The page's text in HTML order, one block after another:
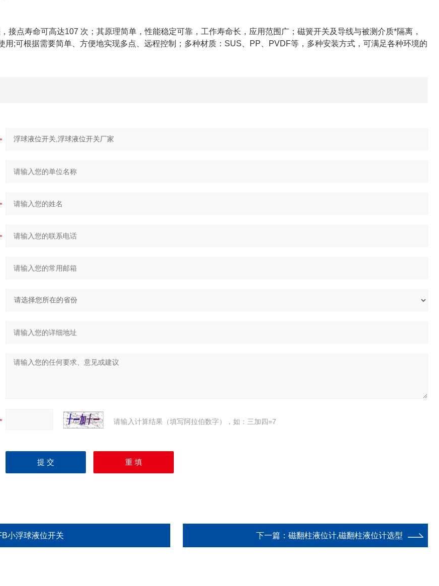
接点寿命可高达107 次；其原理简单，性能稳定可靠，工作寿命长，应用范围广；磁簧开关及导线与被测介质*隔离，
用;可根据需要简单、方便地实现多点、远程控制；多种材质：SUS、PP、PVDF等，多种安装方式，可满足各种环境的
请输入计算结果（填写阿拉伯数字），如：三加四=7
小浮球液位开关 下一篇： 磁翻柱液位计,磁翻柱液位计选型